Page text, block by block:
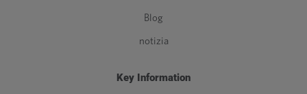
Blog
notizia
Key Information